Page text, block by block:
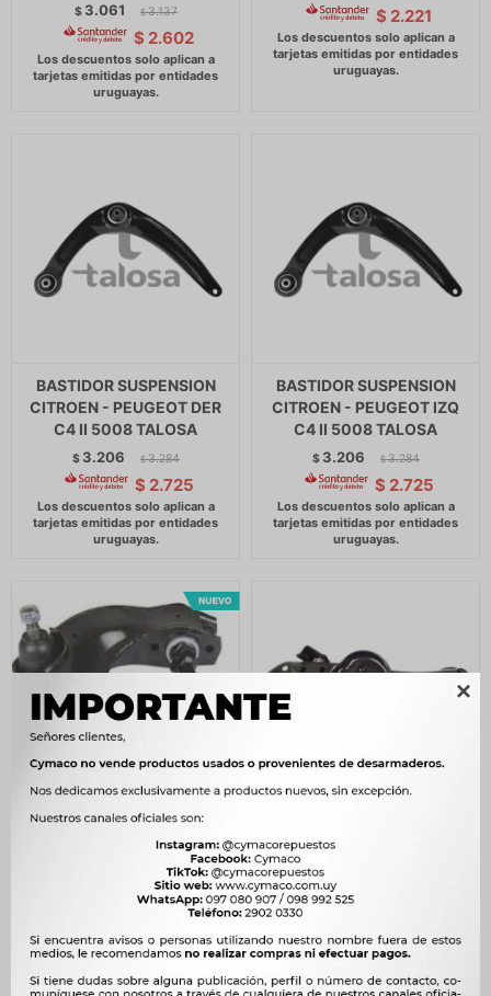

$ 3.061 $ 3.137
$ 2.602
$ 2.221
BASTIDOR SUSPENSION
CITROEN - PEUGEOT DER
C4 II 5008 TALOSA
$ 3.206 $ 3.284
$ 2.725
BASTIDOR SUSPENSION
CITROEN - PEUGEOT IZQ
C4 II 5008 TALOSA
$ 3.206 $ 3.284
$ 2.725
MITSUBISHI SUP IZQ H100
MITSUBISHI L300 -
$ 4.098
MITSUBISHI INF DER L200
4X2 01/05 CON BUJE -
$3.249
$ 2.762